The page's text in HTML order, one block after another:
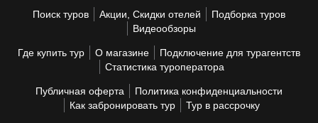
Поиск туров Акции, Скидки отелей
Подборка туров
Видеообзоры
Где купить тур О магазине
Подключение для турагентств
Статистика туроператора
Публичная оферта
Политика конфиденциальности
Как забронировать тур
Тур в рассрочку